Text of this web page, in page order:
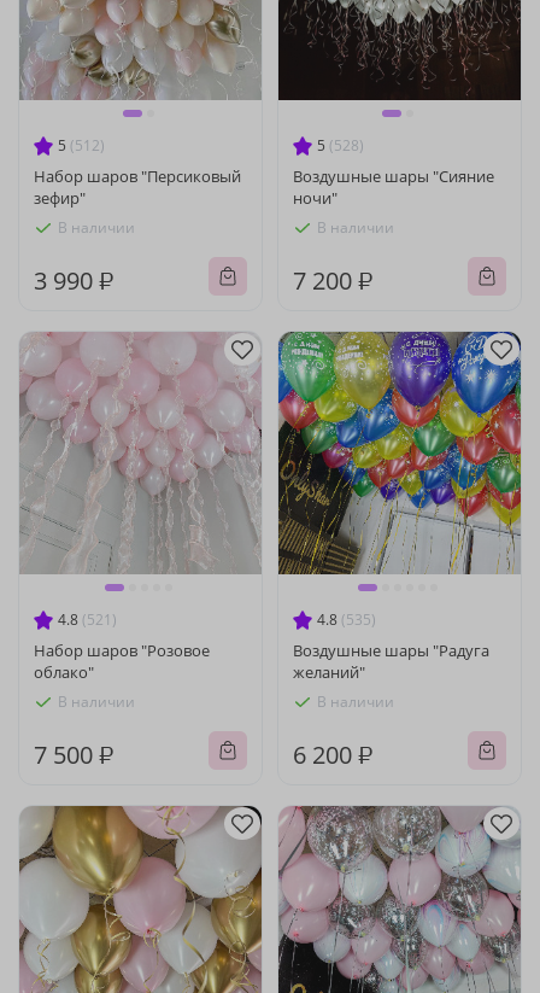
5 (512)
Набор шаров "Персиковый
зефир"
В наличии
3 990 ₽
5 (528)
Воздушные шары "Сияние
ночи"
В наличии
7 200 ₽
4.8 (521)
Набор шаров "Розовое
облако"
В наличии
7 500 ₽
4.8 (535)
Воздушные шары "Радуга
желаний"
В наличии
6 200 ₽